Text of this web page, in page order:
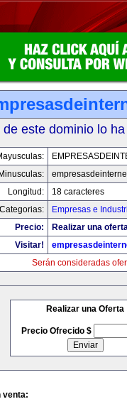
de este dominio lo
Minusculas:
Longitud:
18 caracteres
Categorias:
Empresas e
Precio:
Realizar una
Visitar!
Serán consideradas
Realizar una Oferta
Precio Ofrecido $
venta: